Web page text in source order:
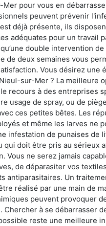
Mer pour vous en
peuvent prévenir
déjà présente, ils
adéquates pour un travail
double intervention de
de deux semaines vous
Vous désirez une
sur-Mer ? La meilleure
recours à des entreprises
usage de spray, ou de
ces petites bêtes. Les
et même les larves ne
infestation de punaises de
qui doit être pris au sérieux
Vous ne serez jamais
de déparasiter vos
antiparasitaires. Un
réalisé par une main de
peuvent provoquer
Chercher à se débarrasser
reste une meilleure